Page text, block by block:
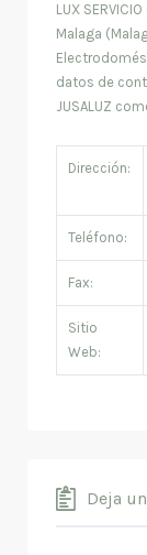
LUX
Malaga
datos de
JUSALUZ
Dirección:
Teléfono:
Fax:
Sitio
Web:
Deja